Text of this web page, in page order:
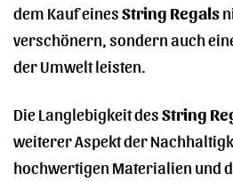
dem Kauf einesString Regals
verschönern, sondern auch
der Umwelt leisten.
Die Langlebigkeit desString
weiterer Aspekt der
hochwertigen Materialien und